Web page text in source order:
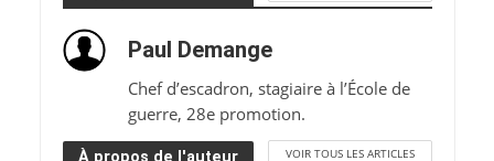
Paul Demange
Chef d’escadron, stagiaire à l’École de
guerre, 28e promotion.
À propos de l'auteur VOIR TOUS LES ARTICLES